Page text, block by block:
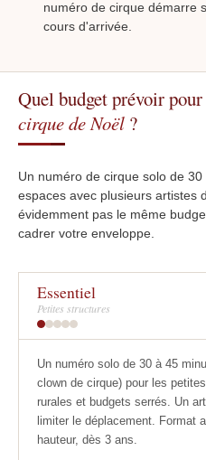
numéro de cirque démarre
cours d'arrivée.
Quel budget prévoir
cirque de Noël ?
Un numéro de cirque solo de
espaces avec plusieurs artistes
évidemment pas le même
cadrer votre enveloppe.
Essentiel
Petites structures
Un numéro solo de 30 à 45
clown de cirque) pour les
rurales et budgets serrés. Un
limiter le déplacement. Format
hauteur, dès 3 ans.